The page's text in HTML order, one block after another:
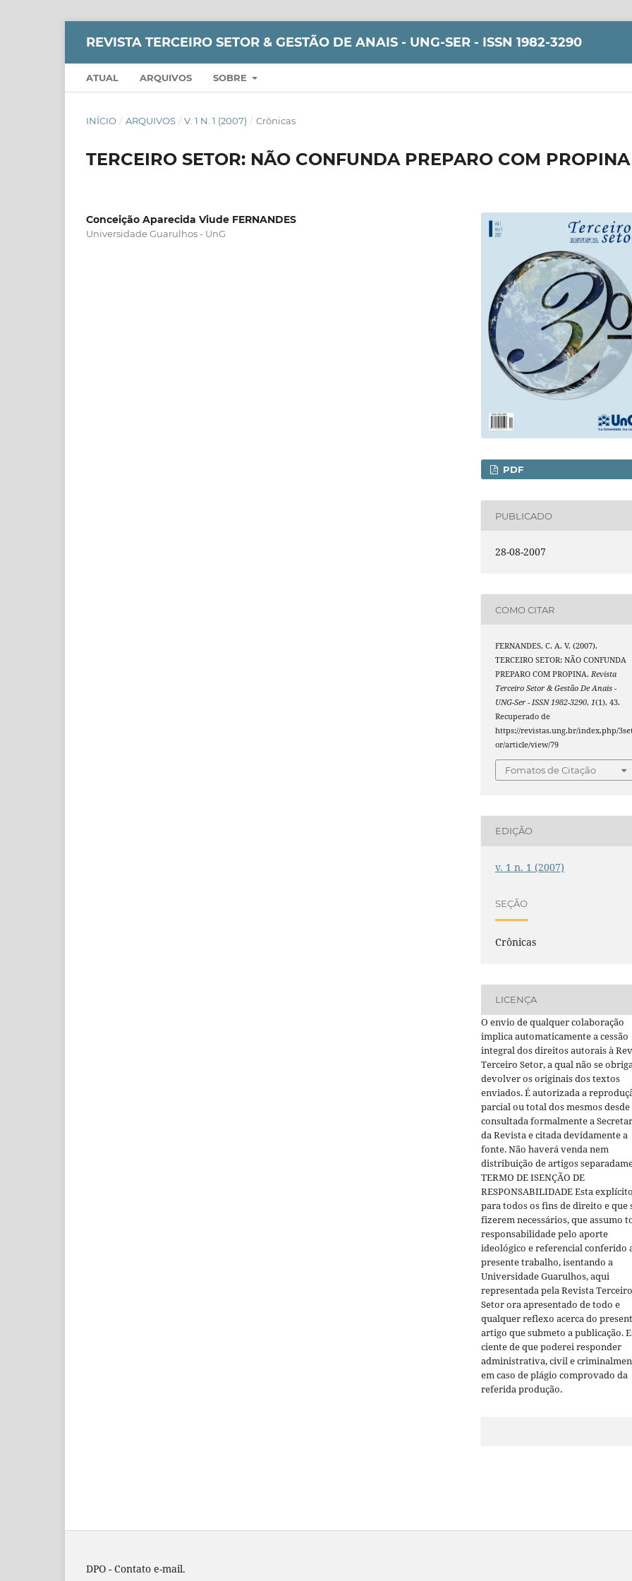
REVISTA TERCEIRO SETOR & GESTÃO DE ANAIS - UNG-SER - ISSN 1982-3290
ATUAL ARQUIVOS SOBRE
INÍCIO / ARQUIVOS / V. 1 N. 1 (2007) / Crônicas
TERCEIRO SETOR: NÃO CONFUNDA PREPARO COM PROPINA
Conceição Aparecida Viude FERNANDES
Universidade Guarulhos - UnG
PDF
PUBLICADO
28-08-2007
COMO CITAR
FERNANDES, C. A. V. (2007).
TERCEIRO SETOR: NÃO CONFUNDA
PREPARO COM PROPINA.Revista
Terceiro Setor & Gestão De Anais -
UNG-Ser - ISSN 1982-3290,1(1), 43.
Recuperado de
https://revistas.ung.br/index.php/
or/article/view/79
Fomatos de Citação
EDIÇÃO
v. 1 n. 1 (2007)
SEÇÃO
Crônicas
LICENÇA
O envio de qualquer colaboração
implica automaticamente a cessão
integral dos direitos autorais à
Terceiro Setor, a qual não se
devolver os originais dos textos
enviados. É autorizada a
parcial ou total dos mesmos desde
consultada formalmente a
da Revista e citada devidamente a
fonte. Não haverá venda nem
distribuição de artigos
TERMO DE ISENÇÃO DE
RESPONSABILIDADE Esta
para todos os fins de direito e que
fizerem necessários, que assumo
responsabilidade pelo aporte
ideológico e referencial conferido
presente trabalho, isentando a
Universidade Guarulhos, aqui
representada pela Revista Terceiro
Setor ora apresentado de todo e
qualquer reflexo acerca do
artigo que submeto a publicação.
ciente de que poderei responder
administrativa, civil e
em caso de plágio comprovado da
referida produção.
DPO - Contato e-mail.